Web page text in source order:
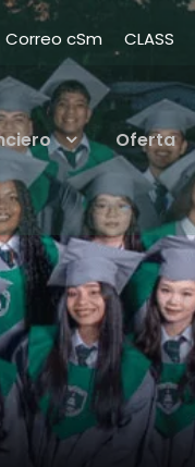
Correo cSm CLASS
Oferta